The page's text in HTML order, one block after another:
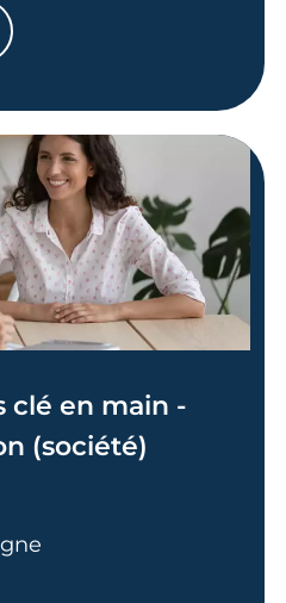
CLÉ EN MAIN -
clé en main -
(société)